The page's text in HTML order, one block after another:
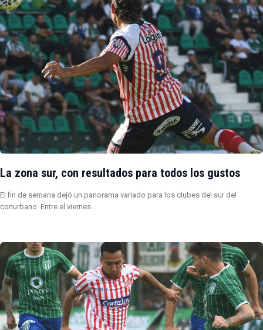
La zona sur, con resultados para todos los gustos
El fin de semana dejó un panorama variado para los clubes del sur del
conurbano. Entre el viernes…